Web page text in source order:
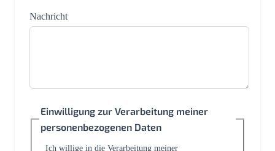
Nachricht
Einwilligung zur Verarbeitung meiner
personenbezogenen Daten
Ich willige in die Verarbeitung meiner